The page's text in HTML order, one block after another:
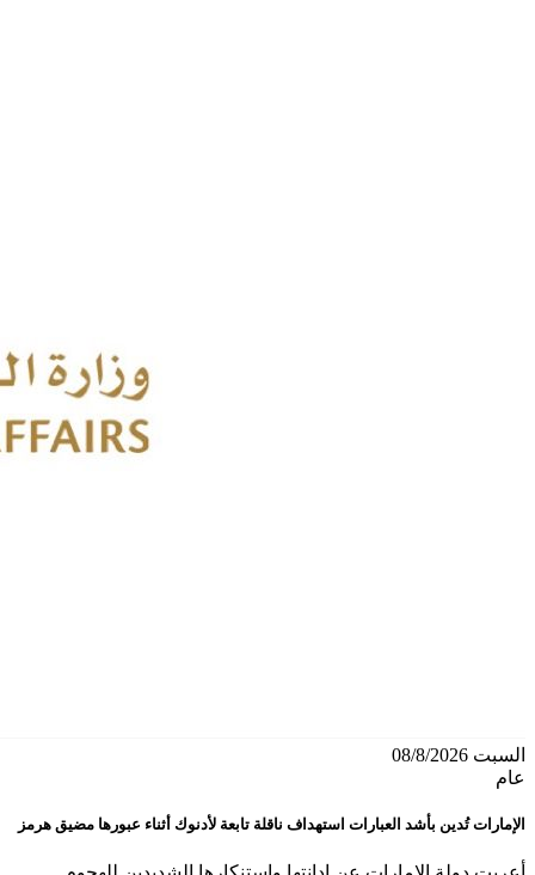
السبت 08/8/2026
عام
الإمارات تُدين بأشد العبارات استهداف ناقلة تابعة لأدنوك أثناء عبورها مضيق هرمز